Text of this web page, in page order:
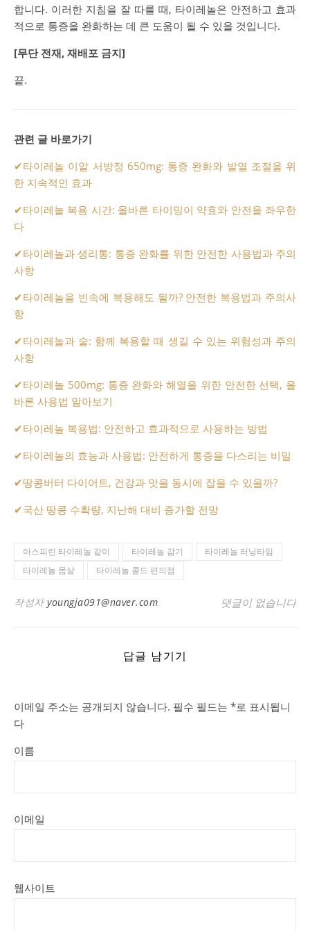
합니다. 이러한 지침을 잘 따를 때, 타이레놀은 안전하고 효과
적으로 통증을 완화하는 데 큰 도움이 될 수 있을 것입니다.
[무단 전재, 재배포 금지]
끝.
관련 글 바로가기
✔타이레놀 이알 서방정 650mg: 통증 완화와 발열 조절을 위
한 지속적인 효과
✔타이레놀 복용 시간: 올바른 타이밍이 약효와 안전을 좌우한
다
✔타이레놀과 생리통: 통증 완화를 위한 안전한 사용법과 주의
사항
✔타이레놀을 빈속에 복용해도 될까? 안전한 복용법과 주의사
항
✔타이레놀과 술: 함께 복용할 때 생길 수 있는 위험성과 주의
사항
✔타이레놀 500mg: 통증 완화와 해열을 위한 안전한 선택, 올
바른 사용법 알아보기
✔타이레놀 복용법: 안전하고 효과적으로 사용하는 방법
✔타이레놀의 효능과 사용법: 안전하게 통증을 다스리는 비밀
✔땅콩버터 다이어트, 건강과 맛을 동시에 잡을 수 있을까?
✔국산 땅콩 수확량, 지난해 대비 증가할 전망
아스피린 타이레놀 같이 타이레놀 감기
타이레놀 러닝타임
타이레놀 몸살
타이레놀 콜드 편의점
작성자 youngja091@naver.com 댓글이 없습니다
답글 남기기
이메일 주소는 공개되지 않습니다. 필수 필드는 *로 표시됩니
다
이름
이메일
웹사이트